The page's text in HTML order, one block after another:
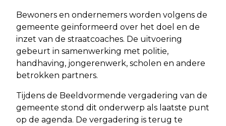
Bewoners en ondernemers worden volgens de
gemeente geïnformeerd over het doel en de
inzet van de straatcoaches. De uitvoering
gebeurt in samenwerking met politie,
handhaving, jongerenwerk, scholen en andere
betrokken partners.
Tijdens de Beeldvormende vergadering van de
gemeente stond dit onderwerp als laatste punt
op de agenda. De vergadering is terug te